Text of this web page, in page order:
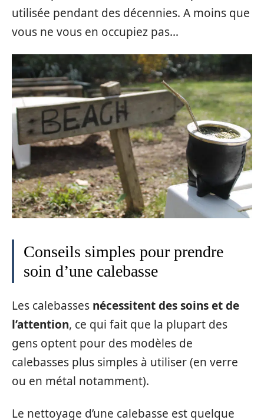
utilisée pendant des décennies. A moins que
vous ne vous en occupiez pas…
Conseils simples pour prendre
soin d’une calebasse
Les calebasses nécessitent des soins et de
l’attention, ce qui fait que la plupart des
gens optent pour des modèles de
calebasses plus simples à utiliser (en verre
ou en métal notamment).
Le nettoyage d’une calebasse est quelque